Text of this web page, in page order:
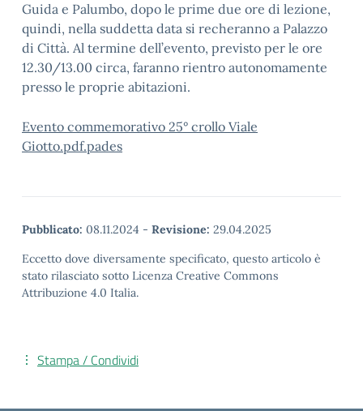
Guida e Palumbo, dopo le prime due ore di lezione,
quindi, nella suddetta data si recheranno a Palazzo
di Città. Al termine dell’evento, previsto per le ore
12.30/13.00 circa, faranno rientro autonomamente
presso le proprie abitazioni.
Evento commemorativo 25° crollo Viale
Giotto.pdf.pades
Pubblicato: 08.11.2024 - Revisione: 29.04.2025
Eccetto dove diversamente specificato, questo articolo è
stato rilasciato sotto Licenza Creative Commons
Attribuzione 4.0 Italia.
Stampa / Condividi